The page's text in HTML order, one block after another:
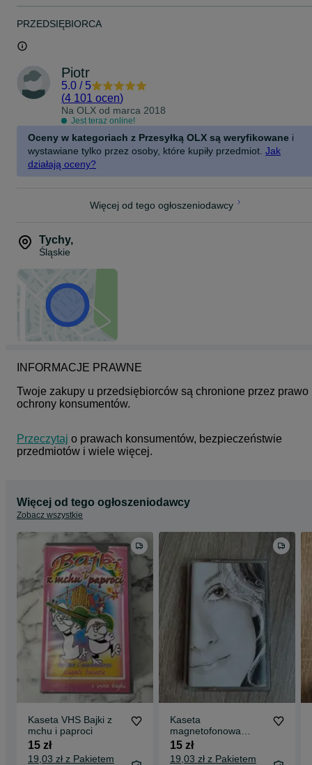
PRZEDSIĘBIORCA
Piotr
5.0 / 5
(4 101 ocen)
Na OLX od marca 2018
Jest teraz online!
Oceny w kategoriach z Przesyłką OLX są weryfikowane i
wystawiane tylko przez osoby, które kupiły przedmiot. Jak
działają oceny?
Więcej od tego ogłoszeniodawcy
Tychy,
Śląskie
INFORMACJE PRAWNE
Twoje zakupy u przedsiębiorców są chronione przez prawo
ochrony konsumentów.
Przeczytaj o prawach konsumentów, bezpieczeństwie
przedmiotów i wiele więcej.
Więcej od tego ogłoszeniodawcy
Zobacz wszystkie
Kaseta VHS Bajki z
mchu i paproci
15 zł
19,03 zł z Pakietem
Kaseta
magnetofonowa
Celine Dion
15 zł
19,03 zł z Pakietem